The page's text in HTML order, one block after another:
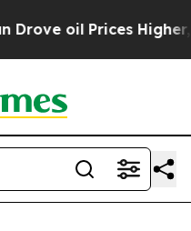
oil Prices Higher,